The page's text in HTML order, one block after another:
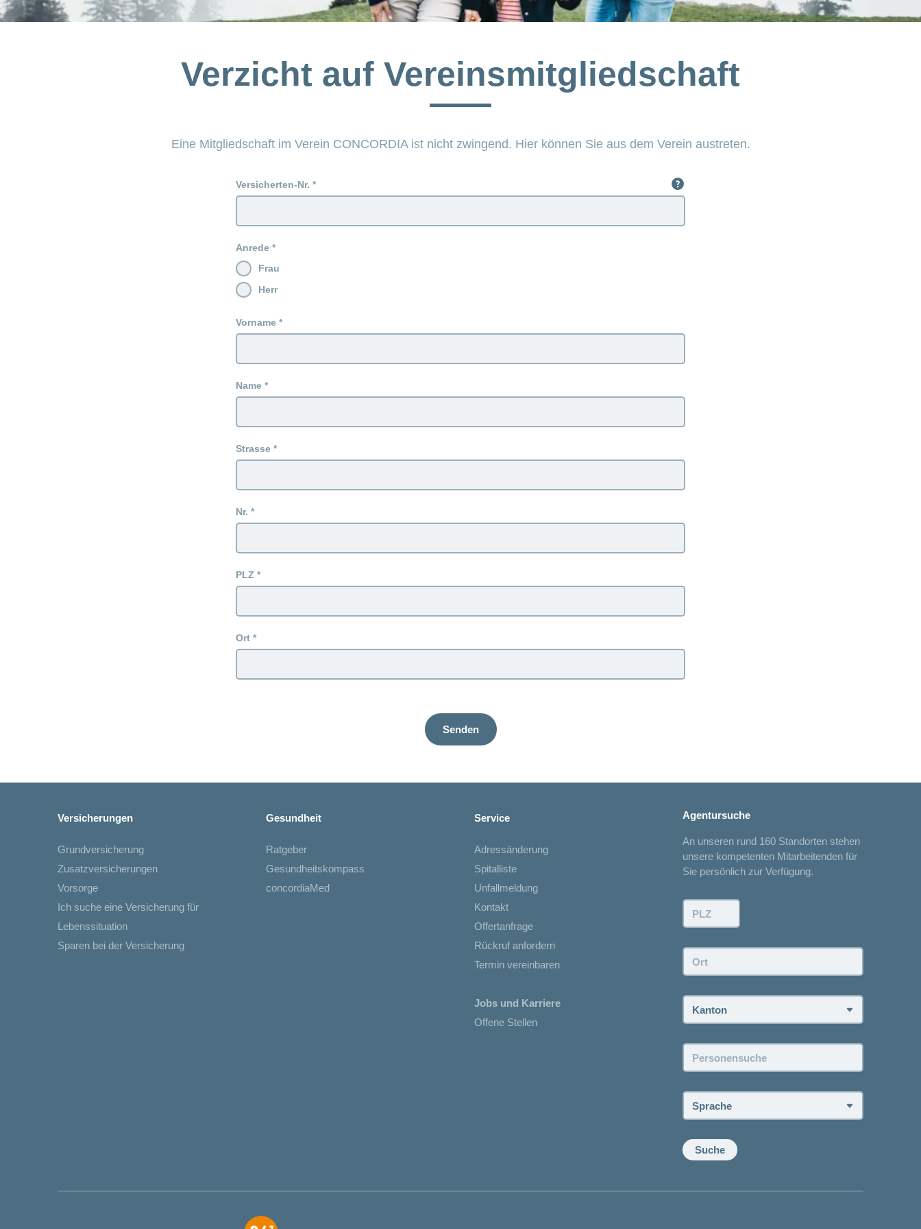
Verzicht auf Vereinsmitgliedschaft
Eine Mitgliedschaft im Verein CONCORDIA ist nicht zwingend. Hier können Sie aus dem Verein austreten.
Versicherten-Nr.
Anrede
Frau
Herr
Vorname
Name
Strasse
Nr.
PLZ
Ort
Senden
Versicherungen
Grundversicherung
Zusatzversicherungen
Vorsorge
Ich suche eine Versicherung für
Lebenssituation
Sparen bei der Versicherung
Gesundheit
Ratgeber
Gesundheitskompass
concordiaMed
Service
Adressänderung
Spitalliste
Unfallmeldung
Kontakt
Offertanfrage
Rückruf anfordern
Termin vereinbaren
Jobs und Karriere
Offene Stellen
Agentursuche
An unseren rund 160 Standorten stehen
unsere kompetenten Mitarbeitenden für
Sie persönlich zur Verfügung.
PLZ:
Ort:
Kanton:
Personensuche:
Sprache:
Suche